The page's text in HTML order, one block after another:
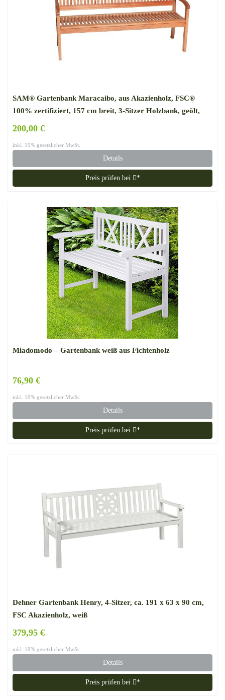
SAM® Gartenbank Maracaibo, aus Akazienholz, FSC®
100% zertifiziert, 157 cm breit, 3-Sitzer Holzbank, geölt,
Balkon
200,00 €
inkl. 19% gesetzlicher MwSt.
Details
Preis prüfen bei *
Miadomodo – Gartenbank weiß aus Fichtenholz
76,90 €
inkl. 19% gesetzlicher MwSt.
Details
Preis prüfen bei *
Dehner Gartenbank Henry, 4-Sitzer, ca. 191 x 63 x 90 cm,
FSC Akazienholz, weiß
379,95 €
inkl. 19% gesetzlicher MwSt.
Details
Preis prüfen bei *